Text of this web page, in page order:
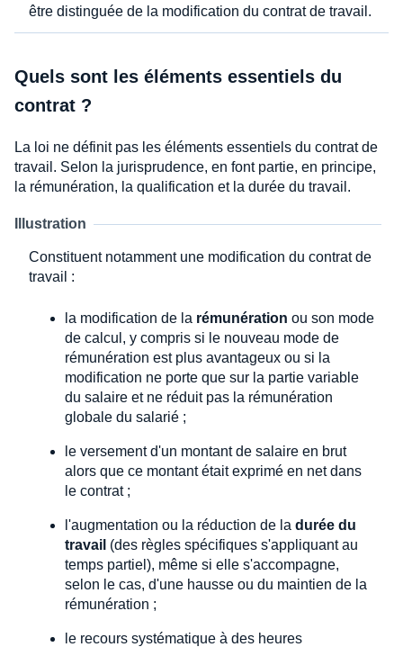
être distinguée de la modification du contrat de travail.
Quels sont les éléments essentiels du
contrat ?
La loi ne définit pas les éléments essentiels du contrat de
travail. Selon la jurisprudence, en font partie, en principe,
la rémunération, la qualification et la durée du travail.
Illustration
Constituent notamment une modification du contrat de
travail :
la modification de la rémunération ou son mode
de calcul, y compris si le nouveau mode de
rémunération est plus avantageux ou si la
modification ne porte que sur la partie variable
du salaire et ne réduit pas la rémunération
globale du salarié ;
le versement d'un montant de salaire en brut
alors que ce montant était exprimé en net dans
le contrat ;
l'augmentation ou la réduction de la durée du
travail (des règles spécifiques s'appliquant au
temps partiel), même si elle s'accompagne,
selon le cas, d'une hausse ou du maintien de la
rémunération ;
le recours systématique à des heures